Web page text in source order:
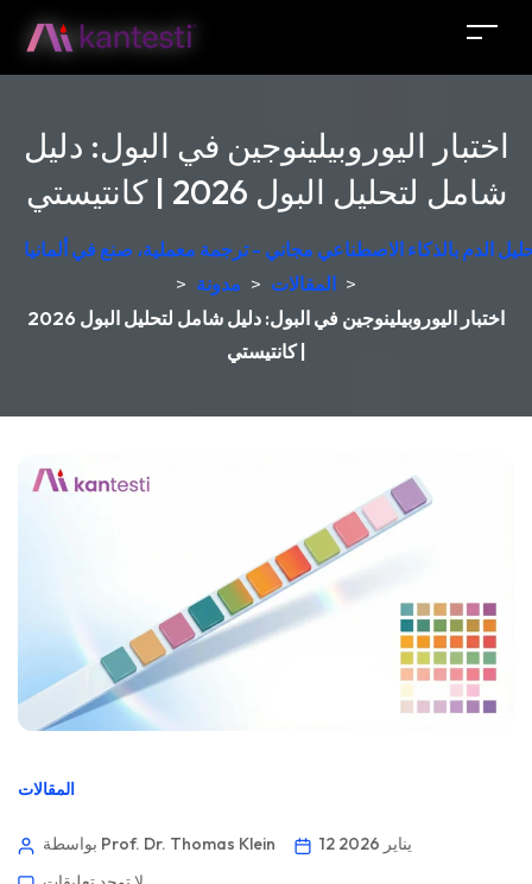
اختبار اليوروبيلينوجين في البول: دليل
شامل لتحليل البول 2026 | كانتيستي
الدم بالذكاء الاصطناعي مجاني - ترجمة معملية، صنع في ألمانيا
> مدونة > المقالات >
اختبار اليوروبيلينوجين في البول: دليل شامل لتحليل البول 2026
| كانتيستي
المقالات
بواسطة Prof. Dr. Thomas Klein
12 يناير 2026